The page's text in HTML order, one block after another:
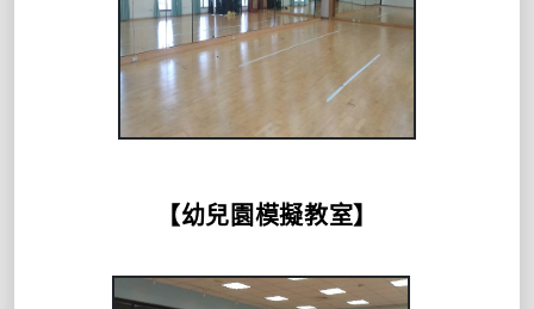
【幼兒園模擬教室】